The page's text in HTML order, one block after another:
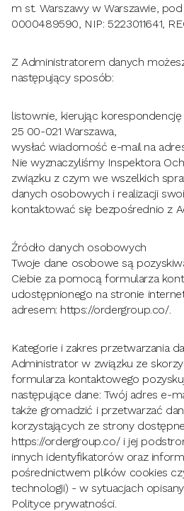
m st. Warszawy w Warszawie,
0000489590, NIP: 5223011641,
Z Administratorem danych
następujący sposób:
listownie, kierując korespondencję
25 00-021 Warszawa,
wysłać wiadomość e-mail na
Nie wyznaczyliśmy Inspektora
związku z czym we wszelkich
danych osobowych i realizacji
kontaktować się bezpośrednio z
Źródło danych osobowych
Twoje dane osobowe są
Ciebie za pomocą formularza
udostępnionego na stronie
adresem: https://ordergroup.co/.
Kategorie i zakres przetwarzania
Administrator w związku ze
formularza kontaktowego
następujące dane: Twój adres e-
także gromadzić i przetwarzać
korzystających ze strony
https://ordergroup.co/ i jej
innych identyfikatorów oraz
pośrednictwem plików cookies
technologii) - w sytuacjach
Polityce prywatności.